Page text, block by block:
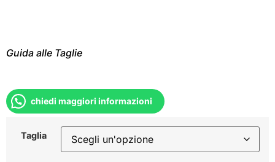
Guida alle Taglie
chiedi maggiori informazioni
Taglia